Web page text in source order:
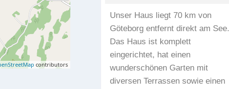
contributors
Unser Haus liegt 70 km von
Göteborg entfernt direkt am See.
Das Haus ist komplett
eingerichtet, hat einen
wunderschönen Garten mit
diversen Terrassen sowie einen